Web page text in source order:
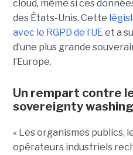
cloud, même si ces
des États-Unis. Cette
avec le RGPD de l’UEet a
d’une plus grande
l’Europe.
Un rempart contre
sovereignty washing
« Les organismes publics,
opérateurs industriels